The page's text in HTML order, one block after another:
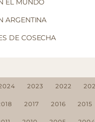
EL MUNDO
ARGENTINA
DE COSECHA
2023 2022
2017 2016 2015